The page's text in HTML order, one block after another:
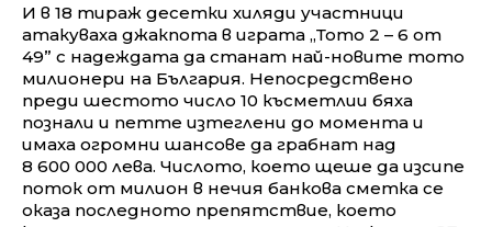
И в 18 тираж десетки хиляди участници
атакуваха джакпота в играта „Тото 2 – 6 от
49” с надеждата да станат най-новите тото
милионери на България. Непосредствено
преди шестото число 10 късметлии бяха
познали и петте изтеглени до момента и
имаха огромни шансове да грабнат над
8 600 000 лева. Числото, което щеше да изсипе
поток от милион в нечия банкова сметка се
оказа последното препятствие, което